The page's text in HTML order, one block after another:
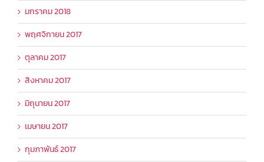
มกราคม 2018
พฤศจิกายน 2017
ตุลาคม 2017
สิงหาคม 2017
มิถุนายน 2017
เมษายน 2017
กุมภาพันธ์ 2017